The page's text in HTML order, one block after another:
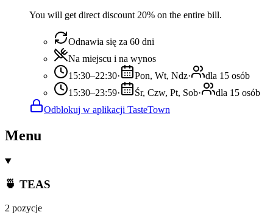
You will get direct discount 20% on the entire bill.
Odnawia się za 60 dni
Na miejscu i na wynos
15:30–22:30· Pon, Wt, Ndz·
dla 15 osób
15:30–23:59· Śr, Czw, Pt, Sob·
dla 15 osób
Odblokuj w aplikacji TasteTown
Menu
🍵 TEAS
2 pozycje